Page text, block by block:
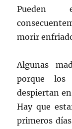
Pueden
morir
Algunas
porque
despiertan
Hay que
primeros